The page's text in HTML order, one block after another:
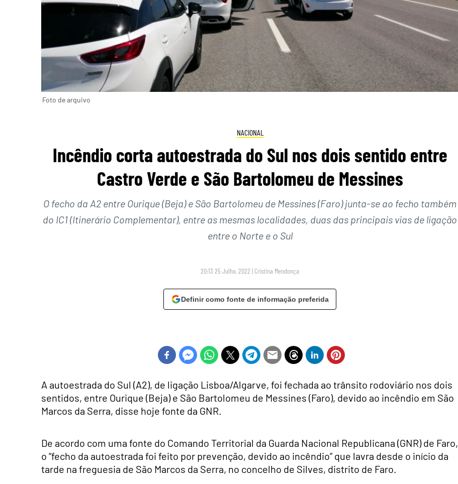
Foto de arquivo
NACIONAL
Incêndio corta autoestrada do Sul nos dois sentido entre
Castro Verde e São Bartolomeu de Messines
O fecho da A2 entre Ourique (Beja) e São Bartolomeu de Messines (Faro) junta-se ao fecho também
do IC1 (Itinerário Complementar), entre as mesmas localidades, duas das principais vias de ligação
entre o Norte e o Sul
20:13 25 Julho, 2022 | Cristina Mendonça
Definir como fonte de informação preferida
A autoestrada do Sul (A2), de ligação Lisboa/Algarve, foi fechada ao trânsito rodoviário nos dois
sentidos, entre Ourique (Beja) e São Bartolomeu de Messines (Faro), devido ao incêndio em São
Marcos da Serra, disse hoje fonte da GNR.
De acordo com uma fonte do Comando Territorial da Guarda Nacional Republicana (GNR) de Faro,
o “fecho da autoestrada foi feito por prevenção, devido ao incêndio” que lavra desde o início da
tarde na freguesia de São Marcos da Serra, no concelho de Silves, distrito de Faro.